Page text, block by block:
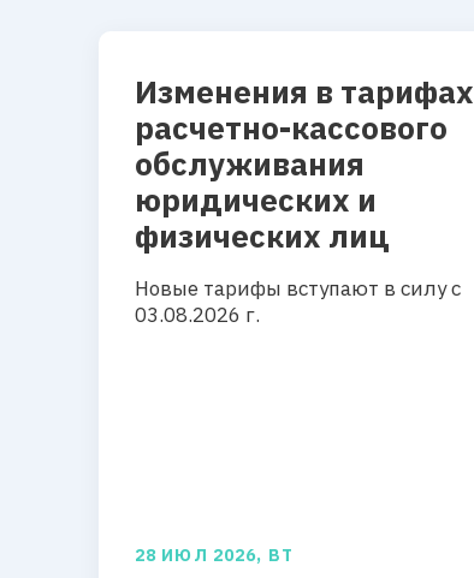
Изменения в тарифах
расчетно-кассового
обслуживания
юридических и
физических лиц
Новые тарифы вступают в силу с
03.08.2026 г.
28 ИЮЛ 2026, ВТ